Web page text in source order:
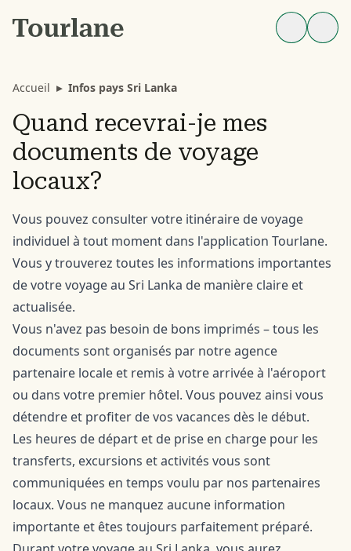
Accueil ▸ Infos pays Sri Lanka
Quand recevrai-je mes
documents de voyage
locaux?
Vous pouvez consulter votre itinéraire de voyage
individuel à tout moment dans l'application Tourlane.
Vous y trouverez toutes les informations importantes
de votre voyage au Sri Lanka de manière claire et
actualisée.
Vous n'avez pas besoin de bons imprimés – tous les
documents sont organisés par notre agence
partenaire locale et remis à votre arrivée à l'aéroport
ou dans votre premier hôtel. Vous pouvez ainsi vous
détendre et profiter de vos vacances dès le début.
Les heures de départ et de prise en charge pour les
transferts, excursions et activités vous sont
communiquées en temps voulu par nos partenaires
locaux. Vous ne manquez aucune information
importante et êtes toujours parfaitement préparé.